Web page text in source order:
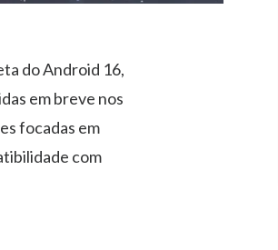
do Android 16,
em breve nos
focadas em
com